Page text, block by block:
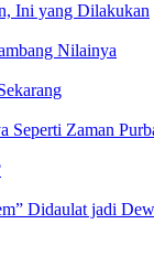
Ini yang Dilakukan
Nilainya
Seperti Zaman
Didaulat jadi